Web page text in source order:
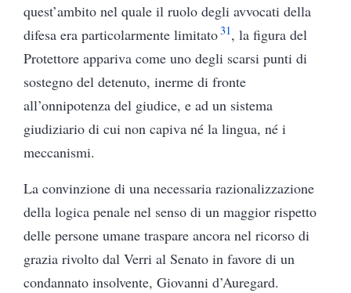
quest’ambito nel quale il ruolo degli avvocati della
difesa era particolarmente limitato31, la figura del
Protettore appariva come uno degli scarsi punti di
sostegno del detenuto, inerme di fronte
all’onnipotenza del giudice, e ad un sistema
giudiziario di cui non capiva né la lingua, né i
meccanismi.
La convinzione di una necessaria razionalizzazione
della logica penale nel senso di un maggior rispetto
delle persone umane traspare ancora nel ricorso di
grazia rivolto dal Verri al Senato in favore di un
condannato insolvente, Giovanni d’Auregard.